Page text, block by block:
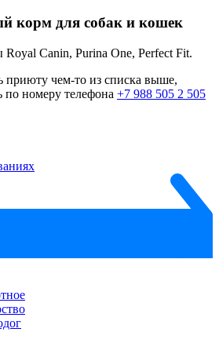
корм для собак и кошек
Canin, Purina One, Perfect Fit.
чем-то из списка выше,
по номеру телефона +7 988 505 2 505